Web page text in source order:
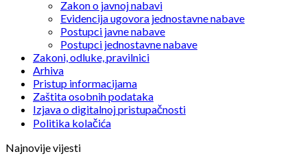
Zakon o javnoj nabavi
Evidencija ugovora jednostavne nabave
Postupci javne nabave
Postupci jednostavne nabave
Zakoni, odluke, pravilnici
Arhiva
Pristup informacijama
Zaštita osobnih podataka
Izjava o digitalnoj pristupačnosti
Politika kolačića
Najnovije vijesti